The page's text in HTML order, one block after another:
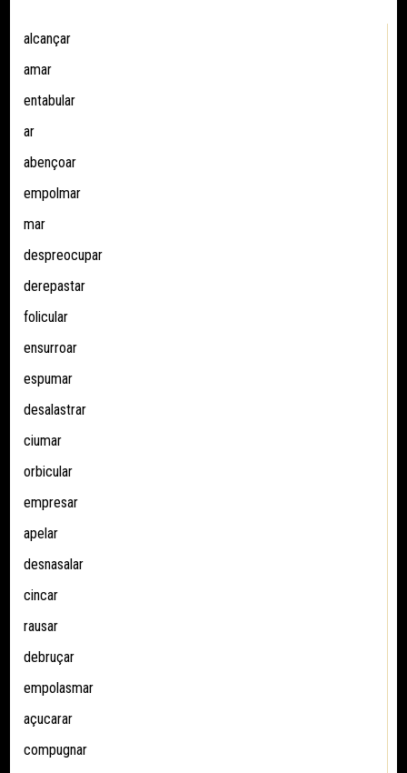
alcançar
amar
entabular
ar
abençoar
empolmar
mar
despreocupar
derepastar
folicular
ensurroar
espumar
desalastrar
ciumar
orbicular
empresar
apelar
desnasalar
cincar
rausar
debruçar
empolasmar
açucarar
compugnar